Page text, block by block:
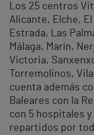
Los 25 centros
Alicante, Elche,
Estrada, Las
Málaga, Marín,
Victoria,
Torremolinos,
cuenta además
Baleares con la
con 5 hospitales
repartidos por